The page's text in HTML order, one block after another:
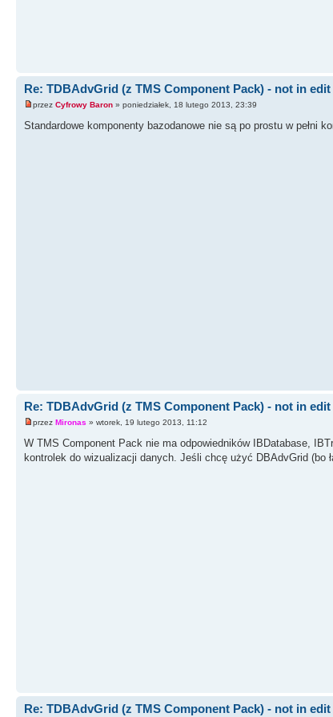
Re: TDBAdvGrid (z TMS Component Pack) - not in
przez Cyfrowy Baron » poniedziałek, 18 lutego 2013, 23:39
Standardowe komponenty bazodanowe nie są po prostu w pełni
Re: TDBAdvGrid (z TMS Component Pack) - not in
przez Mironas » wtorek, 19 lutego 2013, 11:12
W TMS Component Pack nie ma odpowiedników IBDatabase,
kontrolek do wizualizacji danych. Jeśli chcę użyć DBAdvGrid (bo
Re: TDBAdvGrid (z TMS Component Pack) - not in